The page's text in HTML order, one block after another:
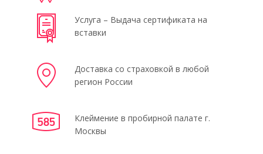
Услуга – Выдача сертификата на
вставки
Доставка со страховкой в любой
регион России
Клеймение в пробирной палате г.
Москвы